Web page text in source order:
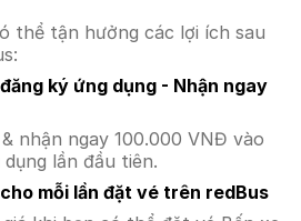
thể tận hưởng các lợi ích sau
ký ứng dụng - Nhận ngay
nhận ngay 100.000 VNĐ vào
lần đầu tiên.
mỗi lần đặt vé trên redBus